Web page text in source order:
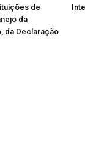
de
da
da Declaração